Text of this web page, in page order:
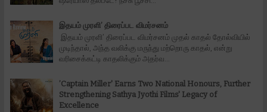
இதயம் முரளி’ திரைப்பட விமர்சனம்
இதயம் முரளி’ திரைப்பட விமர்சனம் முதல் காதல் தோல்வியில்
முடிந்தால், அந்த வலிக்கு மருந்து மற்றொரு காதல், என்று
வரிசைக்கட்டி காதலிக்கும் அதர்வ...
’Captain Miller' Earns Two National Honours, Further
Strengthening Sathya Jyothi Films' Legacy of
Excellence